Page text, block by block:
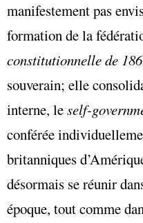
manifestement pas
formation de la
constitutionnelle de
souverain; elle
interne, leself-
conférée
britanniques
désormais se réunir
époque, tout comme